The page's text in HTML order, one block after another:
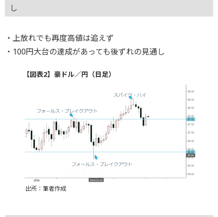
し
・上放れでも再度高値は追えず
・100円大台の達成があっても後ずれの見通し
【図表2】豪ドル／円（日足）
出所：筆者作成